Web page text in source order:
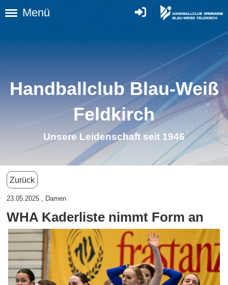
Menü
Handballclub Blau-Weiß
Feldkirch
Unsere Leidenschaft seit 1946
Zurück
23.05.2025 , Damen
WHA Kaderliste nimmt Form an